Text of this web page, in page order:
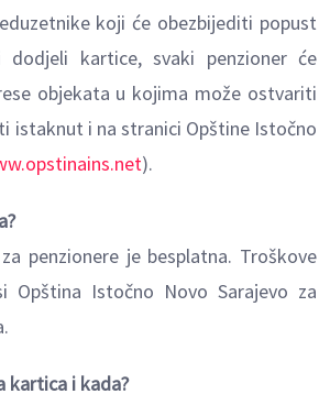
koji će obezbijediti popust
dodjeli kartice, svaki penzioner će
objekata u kojima može ostvariti
istaknut i na stranici Opštine Istočno
).
penzionere je besplatna. Troškove
Opština Istočno Novo Sarajevo za
kartica i kada?